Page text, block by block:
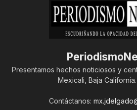
Presentamos hechos noticiosos y
Mexicali, Baja
Contáctanos: